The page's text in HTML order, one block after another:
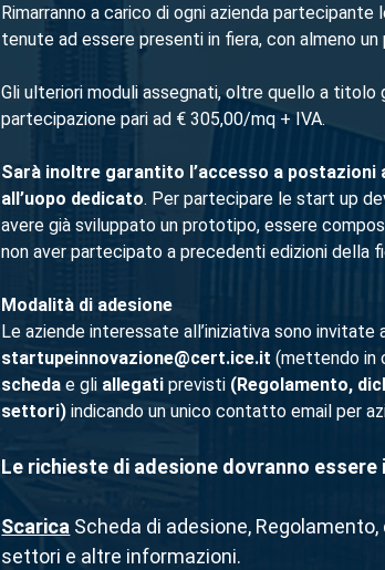
Rimarranno a carico di ogni azienda
tenute ad essere presenti in fiera, con almeno
Gli ulteriori moduli assegnati, oltre quello a titolo
partecipazione pari ad € 305,00/mq + IVA.
Sarà inoltre garantito l’accesso a
all’uopo dedicato. Per partecipare le start up
avere già sviluppato un prototipo, essere
non aver partecipato a precedenti edizioni della
Modalità di adesione
Le aziende interessate all’iniziativa sono invitate
startupeinnovazione@cert.ice.it(mettendo in
schedae gli allegatiprevisti (Regolamento,
settori)indicando un unico contatto email per
Le richieste di adesione dovranno
Scarica Scheda di adesione,
settori e altre informazioni.